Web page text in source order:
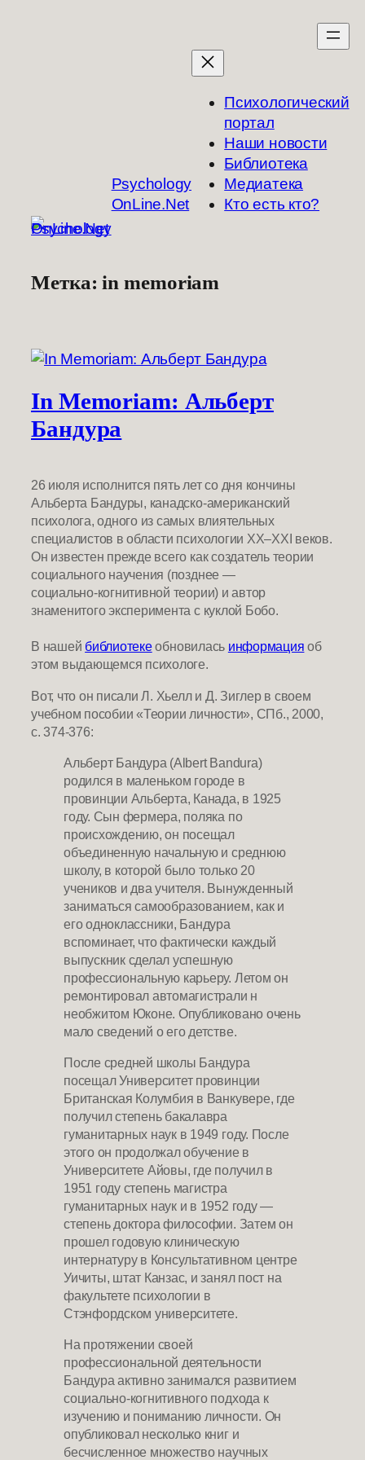
Psychology
OnLine.Net
Психологический
портал
Наши новости
Библиотека
Медиатека
Кто есть кто?
Метка:in memoriam
In Memoriam: Альберт
Бандура
26 июля исполнится пять лет со дня кончины
Альберта Бандуры, канадско‑американский
психолога, одного из самых влиятельных
специалистов в области психологии XX–XXI веков.
Он известен прежде всего как создатель теории
социального научения (позднее —
социально‑когнитивной теории) и автор
знаменитого эксперимента с куклой Бобо.
В нашей библиотекеобновилась информация об
этом выдающемся психологе.
Вот, что он писали Л. Хьелл и Д. Зиглер в своем
учебном пособии «Теории личности», СПб., 2000,
с. 374-376:
Альберт Бандура (Albert Bandura)
родился в маленьком городе в
провинции Альберта, Канада, в 1925
году. Сын фермера, поляка по
происхождению, он посещал
объединенную начальную и среднюю
школу, в которой было только 20
учеников и два учителя. Вынужденный
заниматься самообразованием, как и
его одноклассники, Бандура
вспоминает, что фактически каждый
выпускник сделал успешную
профессиональную карьеру. Летом он
ремонтировал автомагистрали н
необжитом Юконе. Опубликовано очень
мало сведений о его детстве.
После средней школы Бандура
посещал Университет провинции
Британская Колумбия в Ванкувере, где
получил степень бакалавра
гуманитарных наук в 1949 году. После
этого он продолжал обучение в
Университете Айовы, где получил в
1951 году степень магистра
гуманитарных наук и в 1952 году —
степень доктора философии. Затем он
прошел годовую клиническую
интернатуру в Консультативном центре
Уичиты, штат Канзас, и занял пост на
факультете психологии в
Стэнфордском университете.
На протяжении своей
профессиональной деятельности
Бандура активно занимался развитием
социально-когнитивного подхода к
изучению и пониманию личности. Он
опубликовал несколько книг и
бесчисленное множество научных